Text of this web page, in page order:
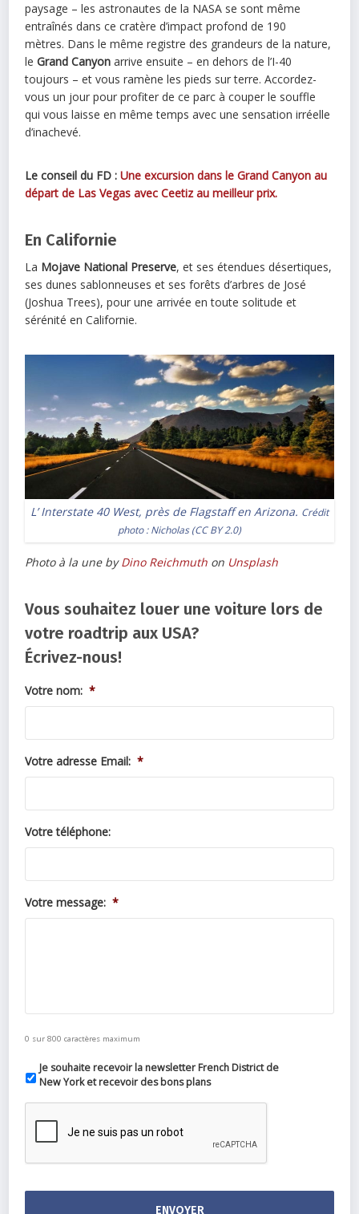
paysage – les astronautes de la NASA se sont même
entraînés dans ce cratère d’impact profond de 190
mètres. Dans le même registre des grandeurs de la nature,
leGrand Canyon arrive ensuite – en dehors de l’I-40
toujours – et vous ramène les pieds sur terre. Accordez-
vous un jour pour profiter de ce parc à couper le souffle
qui vous laisse en même temps avec une sensation irréelle
d’inachevé.
Le conseil du FD :Une excursion dans le Grand Canyon au
départ de Las Vegas avec Ceetiz au meilleur prix.
En Californie
La Mojave National Preserve, et ses étendues désertiques,
ses dunes sablonneuses et ses forêts d’arbres de José
(Joshua Trees), pour une arrivée en toute solitude et
sérénité en Californie.
L’ Interstate 40 West, près de Flagstaff en Arizona. Crédit
photo :Nicholas(CC BY 2.0)
Photo à la une byDino Reichmuth on Unsplash
Vous souhaitez louer une voiture lors de
votre roadtrip aux USA?
Écrivez-nous!
Votre nom: *
Votre adresse Email: *
Votre téléphone:
Votre message: *
0 sur 800 caractères maximum
Je souhaite recevoir la newsletter French District de
New York et recevoir des bons plans